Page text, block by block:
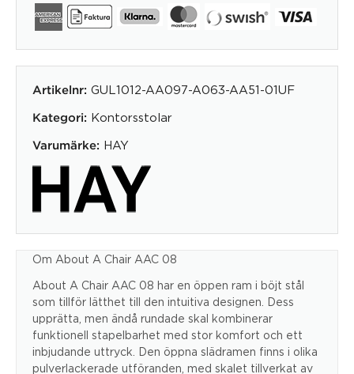
Artikelnr: GUL1012-AA097-A063-AA51-01UF
Kategori: Kontorsstolar
Varumärke: HAY
Om About A Chair AAC 08
About A Chair AAC 08 har en öppen ram i böjt stål
som tillför lätthet till den intuitiva designen. Dess
upprätta, men ändå rundade skal kombinerar
funktionell stapelbarhet med stor komfort och ett
inbjudande uttryck. Den öppna slädramen finns i olika
pulverlackerade utföranden, med skalet tillverkat av